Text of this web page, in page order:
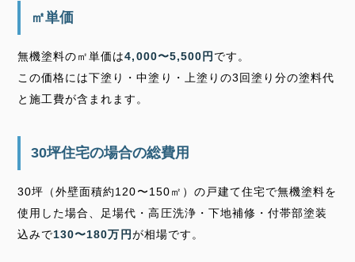
㎡単価
無機塗料の㎡単価は4,000〜5,500円 です。
この価格には下塗り・中塗り・上塗りの3回塗り分の塗料代
と施工費が含まれます。
30坪住宅の場合の総費用
30坪（外壁面積約120〜150㎡）の戸建て住宅で無機塗料を
使用した場合、足場代・高圧洗浄・下地補修・付帯部塗装
込みで130〜180万円が相場です。